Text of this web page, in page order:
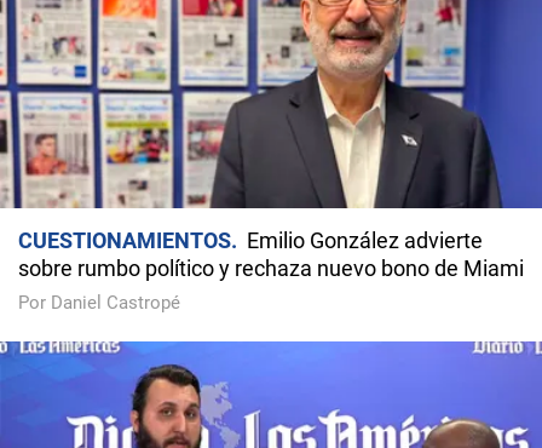
CUESTIONAMIENTOS
Emilio González advierte
sobre rumbo político y rechaza nuevo bono de Miami
Por Daniel Castropé